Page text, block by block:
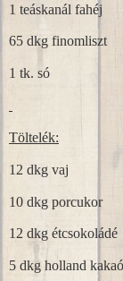
1 teáskanál fahéj
65 dkg finomliszt
1 tk. só
Töltelék:
12 dkg vaj
10 dkg porcukor
12 dkg étcsokoládé
5 dkg holland